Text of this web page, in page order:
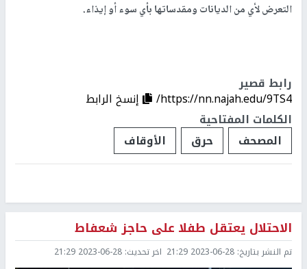
التعرض لأي من الديانات ومقدساتها بأي سوء أو إيذاء.
رابط قصير
https://nn.najah.edu/9TS4/
إنسخ الرابط
الكلمات المفتاحية
المصحف
حرق الأوقاف
الاحتلال يعتقل طفلا على حاجز شعفاط
تم النشر بتاريخ: 2023-06-28 21:29 اخر تحديث: 2023-06-28 21:29